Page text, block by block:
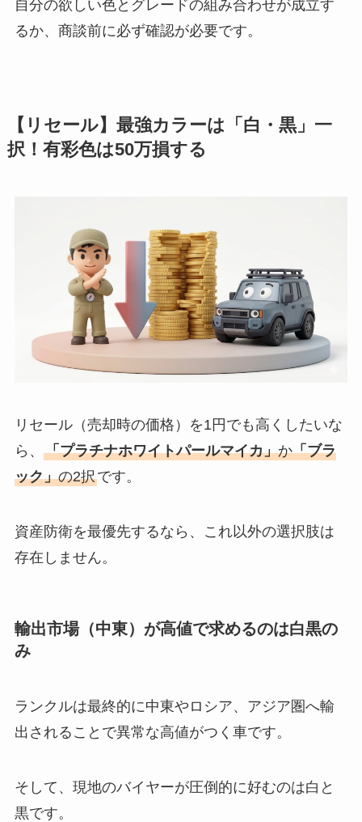
自分の欲しい色とグレードの組み合わせが成立す
るか、商談前に必ず確認が必要です。
【リセール】最強カラーは「白・黒」一
択！有彩色は50万損する
リセール（売却時の価格）を1円でも高くしたいな
ら、 「プラチナホワイトパールマイカ」か「ブラ
ック」の2択です。
資産防衛を最優先するなら、これ以外の選択肢は
存在しません。
輸出市場（中東）が高値で求めるのは白黒の
み
ランクルは最終的に中東やロシア、アジア圏へ輸
出されることで異常な高値がつく車です。
そして、現地のバイヤーが圧倒的に好むのは白と
黒です。